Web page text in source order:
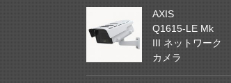
AXIS
Q1615-LE Mk
III ネットワーク
カメラ